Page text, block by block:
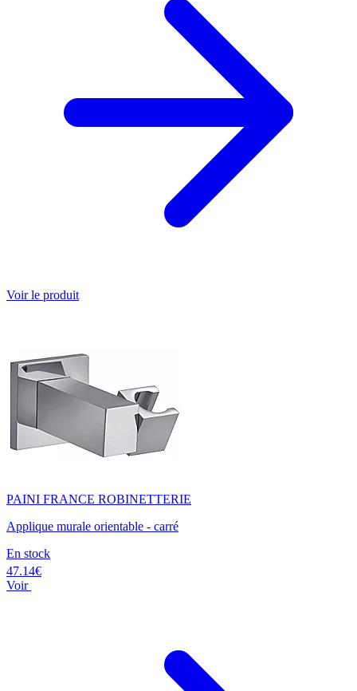
Voir le produit
PAINI FRANCE ROBINETTERIE
Applique murale orientable - carré
En stock
47.14€
Voir